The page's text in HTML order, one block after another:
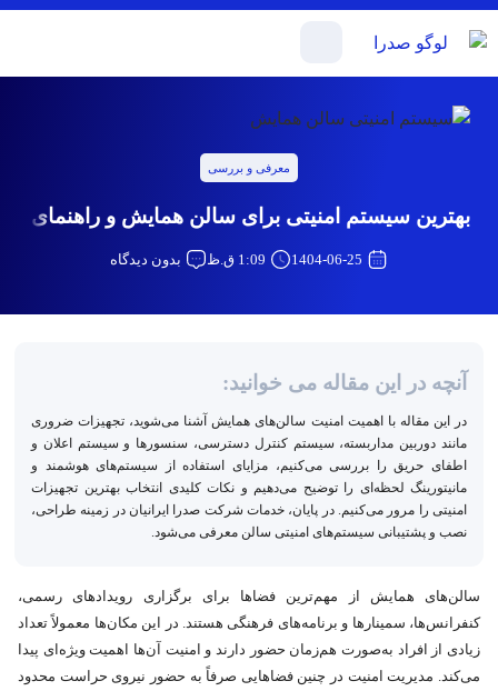
معرفی و بررسی
بهترین سیستم امنیتی برای سالن‌ همایش و راهنمای
1404-06-25 1:09 ق.ظ بدون دیدگاه
آنچه در این مقاله می خوانید:
در این مقاله با اهمیت امنیت سالن‌های همایش آشنا می‌شوید، تجهیزات ضروری
مانند دوربین مداربسته، سیستم کنترل دسترسی، سنسورها و سیستم اعلان و
اطفای حریق را بررسی می‌کنیم، مزایای استفاده از سیستم‌های هوشمند و
مانیتورینگ لحظه‌ای را توضیح می‌دهیم و نکات کلیدی انتخاب بهترین تجهیزات
امنیتی را مرور می‌کنیم. در پایان، خدمات شرکت صدرا ایرانیان در زمینه طراحی،
نصب و پشتیبانی سیستم‌های امنیتی سالن معرفی می‌شود.
سالن‌های همایش از مهم‌ترین فضاها برای برگزاری رویدادهای رسمی،
کنفرانس‌ها، سمینارها و برنامه‌های فرهنگی هستند. در این مکان‌ها معمولاً تعداد
زیادی از افراد به‌صورت هم‌زمان حضور دارند و امنیت آن‌ها اهمیت ویژه‌ای پیدا
می‌کند. مدیریت امنیت در چنین فضاهایی صرفاً به حضور نیروی حراست محدود